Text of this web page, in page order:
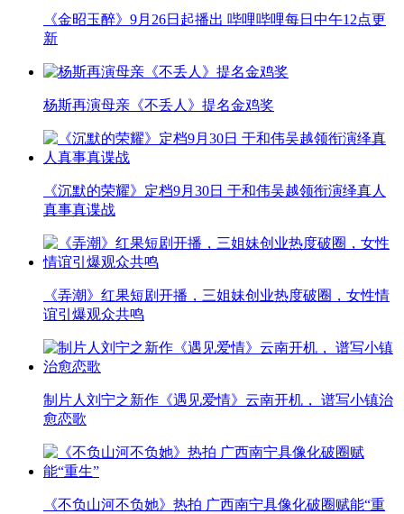
《金昭玉醉》9月26日起播出 哔哩哔哩每日中午12点更
新
杨斯再演母亲《不丢人》提名金鸡奖
《沉默的荣耀》定档9月30日 于和伟吴越领衔演绎真人
真事真谍战
《弄潮》红果短剧开播，三姐妹创业热度破圈，女性情
谊引爆观众共鸣
制片人刘宁之新作《遇见爱情》云南开机， 谱写小镇治
愈恋歌
《不负山河不负她》热拍 广西南宁具像化破圈赋能“重